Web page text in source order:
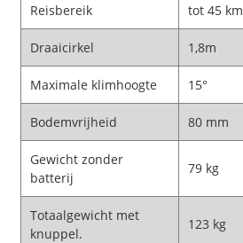
Reisbereik tot 45 km
Draaicirkel 1,8m
Maximale klimhoogte 15°
Bodemvrijheid 80 mm
Gewicht zonder
batterij
79 kg
Totaalgewicht met
knuppel.
123 kg